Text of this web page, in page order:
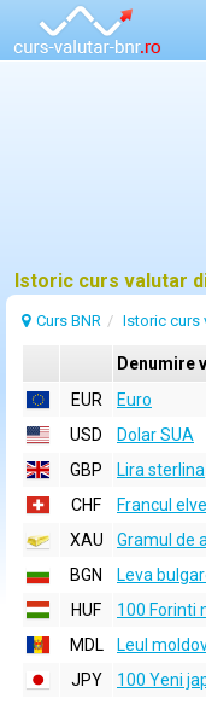
Istoric curs valutar
Curs BNR Istoric curs
Denumire
EUR
Euro
USD
Dolar SUA
GBP
Lira sterlina
CHF
Francul
XAU
Gramul de
BGN
Leva
HUF
100 Forinti
MDL
Leul
JPY
100 Yeni